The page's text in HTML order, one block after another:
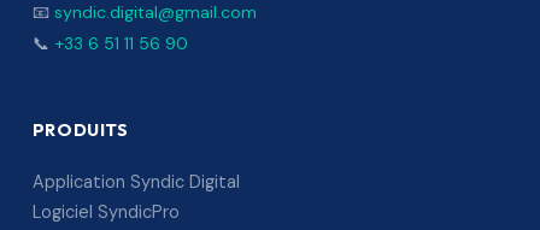
📧 syndic.digital@gmail.com
📞 +33 6 51 11 56 90
PRODUITS
Application Syndic Digital
Logiciel SyndicPro